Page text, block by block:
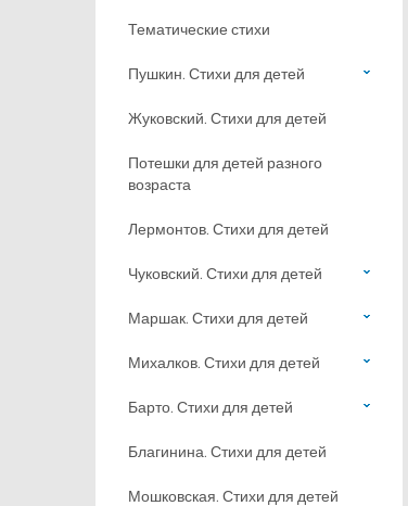
Тематические стихи
Пушкин. Стихи для детей
Жуковский. Стихи для детей
Потешки для детей разного
возраста
Лермонтов. Стихи для детей
Чуковский. Стихи для детей
Маршак. Стихи для детей
Михалков. Стихи для детей
Барто. Стихи для детей
Благинина. Стихи для детей
Мошковская. Стихи для детей